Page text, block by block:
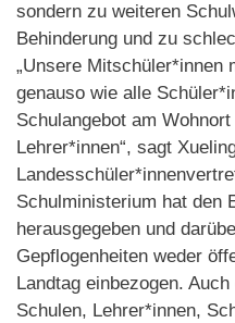
sondern zu weiteren
Behinderung und zu
„Unsere Mitschüler*innen
genauso wie alle
Schulangebot am
Lehrer*innen“, sagt
Schulministerium hat den
herausgegeben und
Gepflogenheiten weder
Landtag einbezogen.
Schulen, Lehrer*innen,